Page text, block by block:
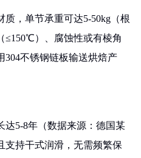
，单节承重可达5-50kg（根
≤150℃）、腐蚀性或有棱角
304不锈钢链板输送烘焙产
达5-8年（数据来源：德国某
支持干式润滑，无需频繁保